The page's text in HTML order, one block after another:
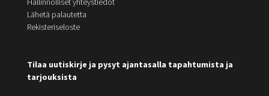
Lähetä palautetta
Rekisteriseloste
Tilaa uutiskirje ja pysyt ajantasalla tapahtumista ja
tarjouksista